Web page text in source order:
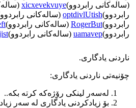
(ساله‌كانی رابردوو)xicxevekvuye
رابردوو)optdivlUtish (ساله‌كانی
رابردوو)RogerBut (ساله‌كانی رابردوو)
رابردوو)uamavep (ساله‌كانی رابردوو)
ناردنی یادگاری‌.
چۆنیه‌تی ناردنی یادگاری:
له‌سه‌ر لینكی رۆژه‌كه‌ كرته‌ بكه‌..
بۆ زیادكردنی یادگاری له‌ سه‌ر